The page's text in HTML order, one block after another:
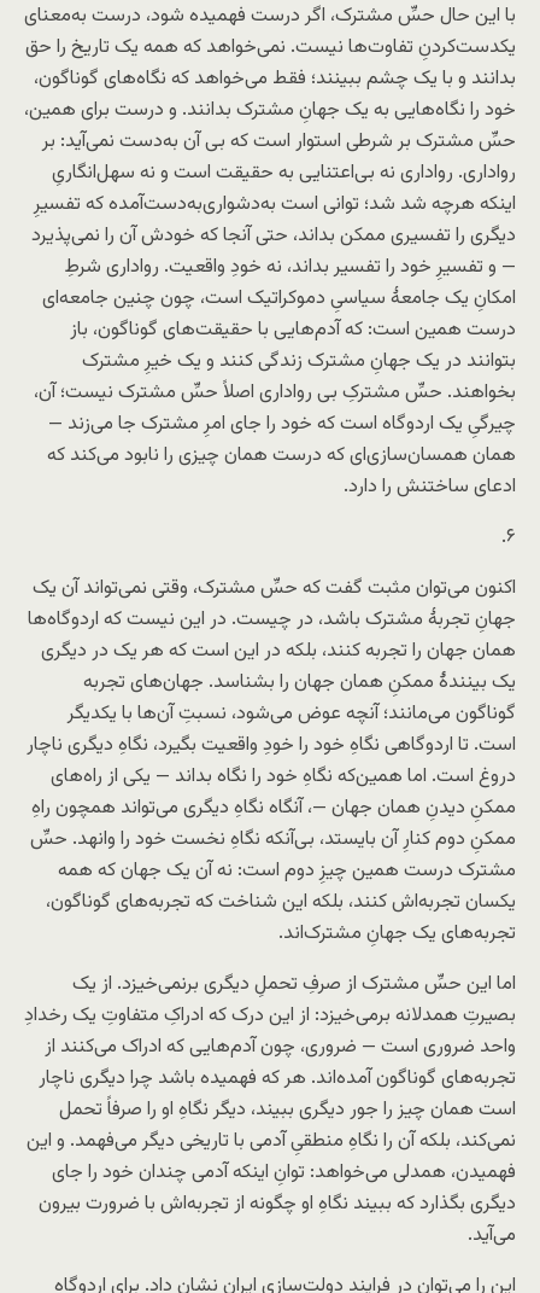
با این حال حسِّ مشترک، اگر درست فهمیده شود، درست به‌معنای
یکدست‌کردنِ تفاوت‌ها نیست. نمی‌خواهد که همه یک تاریخ را حق
بدانند و با یک چشم ببینند؛ فقط می‌خواهد که نگاه‌های گوناگون،
خود را نگاه‌هایی به یک جهانِ مشترک بدانند. و درست برای همین،
حسِّ مشترک بر شرطی استوار است که بی آن به‌دست نمی‌آید: بر
رواداری. رواداری نه بی‌اعتنایی به حقیقت است و نه سهل‌انگاریِ
اینکه هرچه شد شد؛ توانی است به‌دشواری‌به‌دست‌آمده که تفسیرِ
دیگری را تفسیری ممکن بداند، حتی آنجا که خودش آن را نمی‌پذیرد
— و تفسیرِ خود را تفسیر بداند، نه خودِ واقعیت. رواداری شرطِ
امکانِ یک جامعهٔ سیاسیِ دموکراتیک است، چون چنین جامعه‌ای
درست همین است: که آدم‌هایی با حقیقت‌های گوناگون، باز
بتوانند در یک جهانِ مشترک زندگی کنند و یک خیرِ مشترک
بخواهند. حسِّ مشترکِ بی رواداری اصلاً حسِّ مشترک نیست؛ آن،
چیرگیِ یک اردوگاه است که خود را جای امرِ مشترک جا می‌زند —
همان همسان‌سازی‌ای که درست همان چیزی را نابود می‌کند که
ادعای ساختنش را دارد.
۶.
اکنون می‌توان مثبت گفت که حسِّ مشترک، وقتی نمی‌تواند آن یک
جهانِ تجربهٔ مشترک باشد، در چیست. در این نیست که اردوگاه‌ها
همان جهان را تجربه کنند، بلکه در این است که هر یک در دیگری
یک بینندهٔ ممکنِ همان جهان را بشناسد. جهان‌های تجربه
گوناگون می‌مانند؛ آنچه عوض می‌شود، نسبتِ آن‌ها با یکدیگر
است. تا اردوگاهی نگاهِ خود را خودِ واقعیت بگیرد، نگاهِ دیگری ناچار
دروغ است. اما همین‌که نگاهِ خود را نگاه بداند — یکی از راه‌های
ممکنِ دیدنِ همان جهان —، آنگاه نگاهِ دیگری می‌تواند همچون راهِ
ممکنِ دوم کنارِ آن بایستد، بی‌آنکه نگاهِ نخست خود را وانهد. حسِّ
مشترک درست همین چیزِ دوم است: نه آن یک جهان که همه
یکسان تجربه‌اش کنند، بلکه این شناخت که تجربه‌های گوناگون،
تجربه‌های یک جهانِ مشترک‌اند.
اما این حسِّ مشترک از صرفِ تحملِ دیگری برنمی‌خیزد. از یک
بصیرتِ همدلانه برمی‌خیزد: از این درک که ادراکِ متفاوتِ یک رخدادِ
واحد ضروری است — ضروری، چون آدم‌هایی که ادراک می‌کنند از
تجربه‌های گوناگون آمده‌اند. هر که فهمیده باشد چرا دیگری ناچار
است همان چیز را جور دیگری ببیند، دیگر نگاهِ او را صرفاً تحمل
نمی‌کند، بلکه آن را نگاهِ منطقیِ آدمی با تاریخی دیگر می‌فهمد. و این
فهمیدن، همدلی می‌خواهد: توانِ اینکه آدمی چندان خود را جای
دیگری بگذارد که ببیند نگاهِ او چگونه از تجربه‌اش با ضرورت بیرون
می‌آید.
این را می‌توان در فرایندِ دولت‌سازیِ ایران نشان داد. برای اردوگاهِ